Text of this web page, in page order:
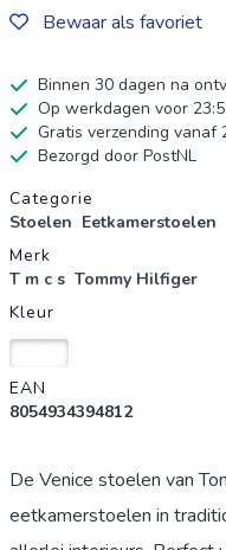
Bewaar als favoriet
Binnen 30 dagen na
Op werkdagen voor
Gratis verzending vanaf
Bezorgd door PostNL
Productgegevens
Categorie
Stoelen Eetkamerstoelen
Merk
T m c s Tommy Hilfiger
Kleur
EAN
8054934394812
De Venice stoelen van
eetkamerstoelen in